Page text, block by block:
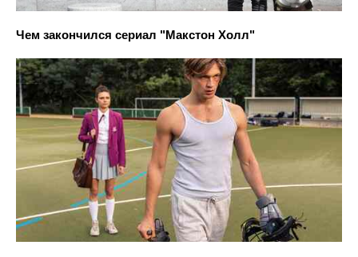
Чем закончился сериал "Макстон Холл"